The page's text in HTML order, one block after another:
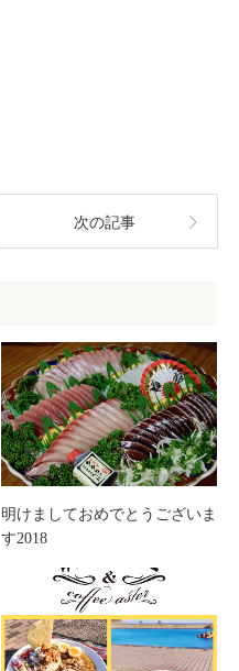
次の記事
明けましておめでとうございま
す2018